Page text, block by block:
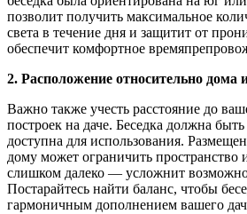
позволит получить максимальное
света в течение дня и защитит от
обеспечит комфортное
2. Расположение относительно дома
Важно также учесть расстояние до
построек на даче. Беседка должна
доступна для использования.
дому может ограничить пространство
слишком далеко — усложнит
Постарайтесь найти баланс, чтобы
гармоничным дополнением вашего